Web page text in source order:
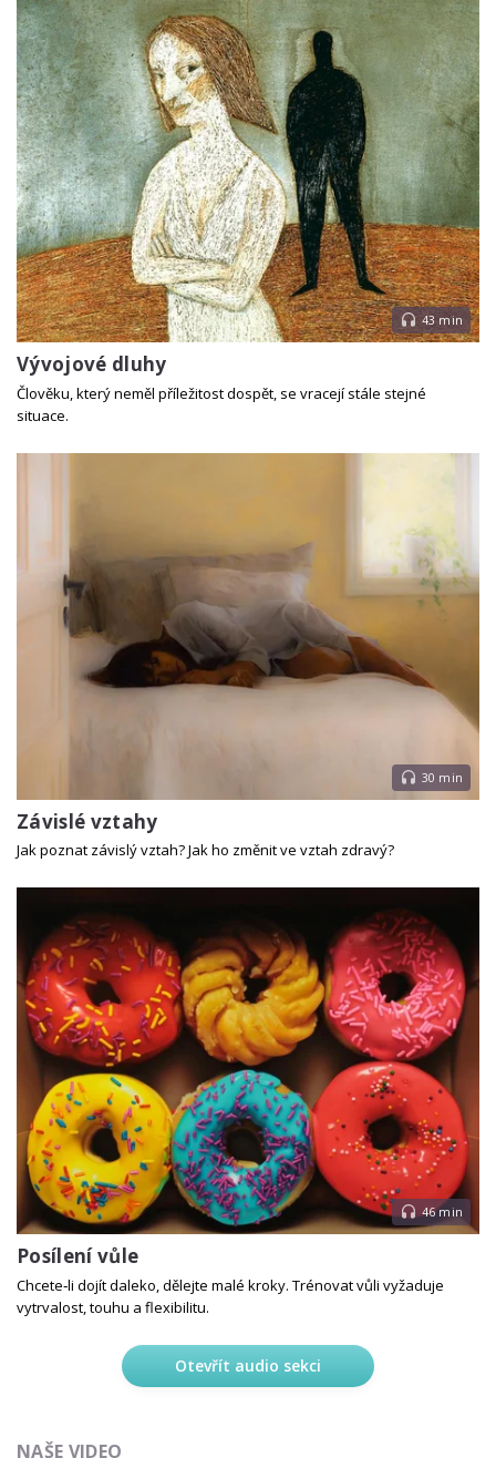
43 min
Vývojové dluhy
Člověku, který neměl příležitost dospět, se vracejí stále stejné
situace.
30 min
Závislé vztahy
Jak poznat závislý vztah? Jak ho změnit ve vztah zdravý?
46 min
Posílení vůle
Chcete‑li dojít daleko, dělejte malé kroky. Trénovat vůli vyžaduje
vytrvalost, touhu a flexibilitu.
Otevřít audio sekci
NAŠE VIDEO